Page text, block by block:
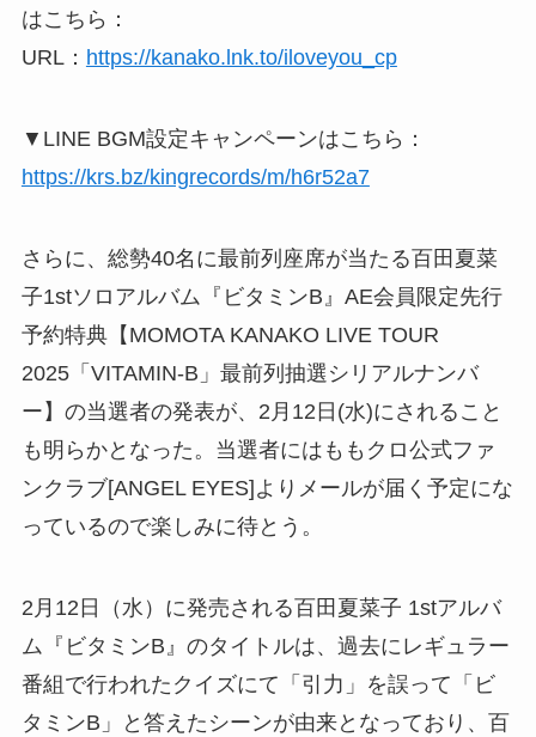
はこちら：
URL： https://kanako.lnk.to/iloveyou_cp
▼LINE BGM設定キャンペーンはこちら：
https://krs.bz/kingrecords/m/h6r52a7
さらに、総勢40名に最前列座席が当たる百田夏菜
子1stソロアルバム『ビタミンB』AE会員限定先行
予約特典【MOMOTA KANAKO LIVE TOUR
2025「VITAMIN-B」最前列抽選シリアルナンバ
ー】の当選者の発表が、2月12日(水)にされること
も明らかとなった。当選者にはももクロ公式ファ
ンクラブ[ANGEL EYES]よりメールが届く予定にな
っているので楽しみに待とう。
2月12日（水）に発売される百田夏菜子 1stアルバ
ム『ビタミンB』のタイトルは、過去にレギュラー
番組で行われたクイズにて「引力」を誤って「ビ
タミンB」と答えたシーンが由来となっており、百